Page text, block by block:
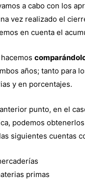
a cabo con los
vez realizado el
en cuenta el
años; tanto para
y en porcentajes.
punto, en el
podemos
siguientes cuentas
primas